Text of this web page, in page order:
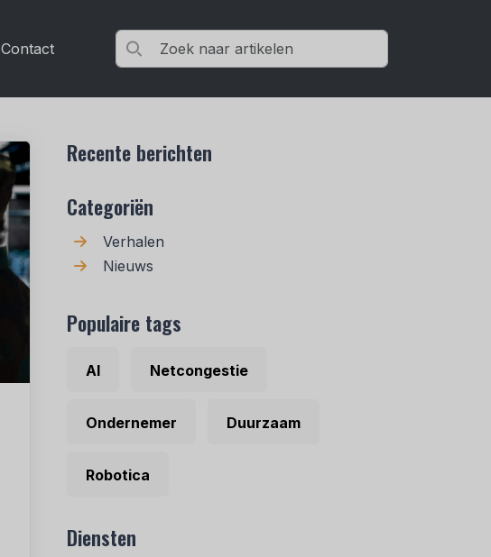
Contact
Recente berichten
Categoriën
Verhalen
Nieuws
Populaire tags
AI Netcongestie
Ondernemer Duurzaam
Robotica
Diensten